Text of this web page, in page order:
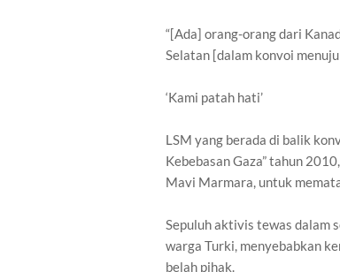
“[Ada] orang-orang dari
Selatan [dalam konvoi
‘Kami patah hati’
LSM yang berada di balik
Kebebasan Gaza” tahun
Mavi Marmara, untuk
Sepuluh aktivis tewas dalam
warga Turki, menyebabkan
belah pihak.